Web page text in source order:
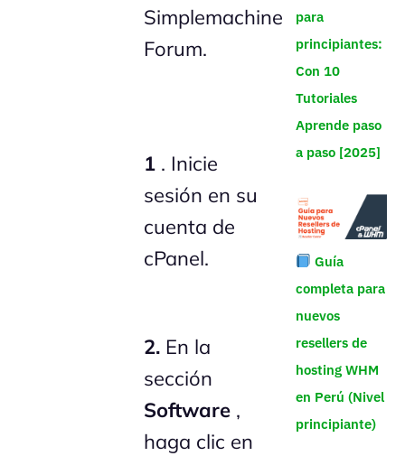
Simplemachine
Forum.
1 . Inicie
sesión en su
cuenta de
cPanel.
2. En la
sección
Software ,
haga clic en
para
principiantes:
Con 10
Tutoriales
Aprende paso
a paso [2025]
Guía
completa para
nuevos
resellers de
hosting WHM
en Perú (Nivel
principiante)